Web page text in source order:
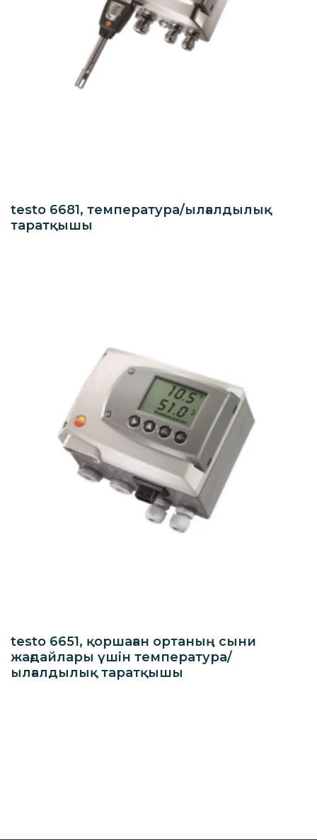
testo 6681, температура/ылғалдылық
таратқышы
testo 6651, қоршаған ортаның сыни
жағдайлары үшін температура/
ылғалдылық таратқышы